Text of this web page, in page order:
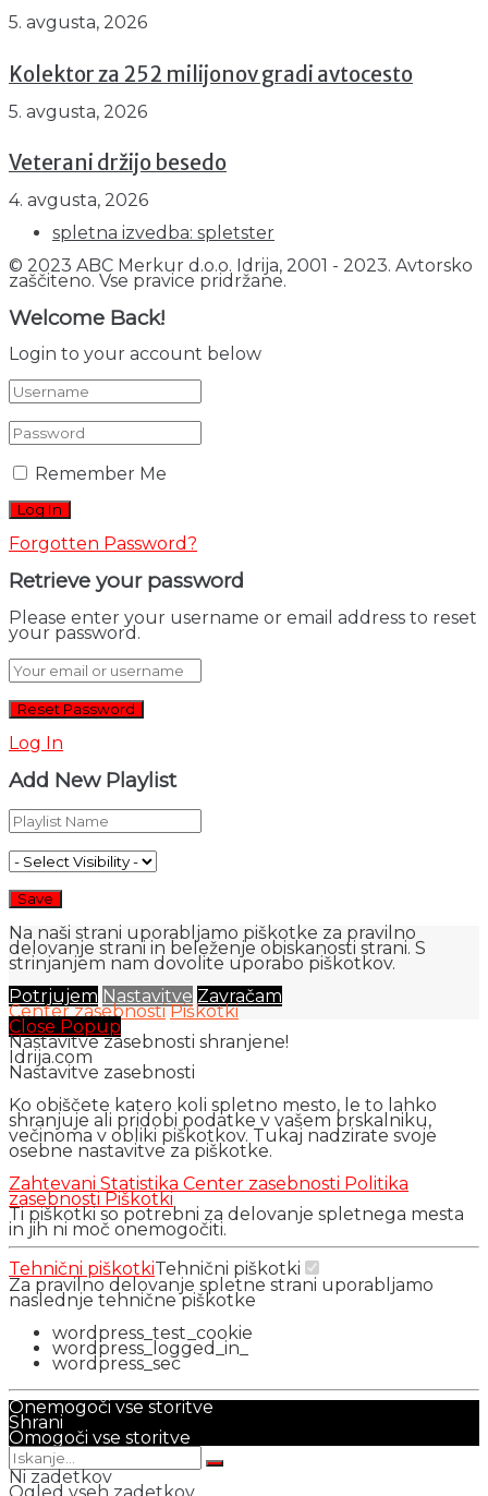
5. avgusta, 2026
Kolektor za 252 milijonov gradi avtocesto
5. avgusta, 2026
Veterani držijo besedo
4. avgusta, 2026
spletna izvedba: spletster
© 2023 ABC Merkur d.o.o. Idrija, 2001 - 2023. Avtorsko
zaščiteno. Vse pravice pridržane.
Welcome Back!
Login to your account below
Remember Me
Forgotten Password?
Retrieve your password
Please enter your username or email address to reset
your password.
Log In
Add New Playlist
Na naši strani uporabljamo piškotke za pravilno
delovanje strani in beleženje obiskanosti strani. S
strinjanjem nam dovolite uporabo piškotkov.
Potrjujem Nastavitve Zavračam
Center zasebnosti Piškotki
Close Popup
Nastavitve zasebnosti shranjene!
Idrija.com
Nastavitve zasebnosti
Ko obiščete katero koli spletno mesto, le to lahko
shranjuje ali pridobi podatke v vašem brskalniku,
večinoma v obliki piškotkov. Tukaj nadzirate svoje
osebne nastavitve za piškotke.
Zahtevani Statistika Center zasebnosti Politika
zasebnosti Piškotki
Ti piškotki so potrebni za delovanje spletnega mesta
in jih ni moč onemogočiti.
Tehnični piškotkiTehnični piškotki
Za pravilno delovanje spletne strani uporabljamo
naslednje tehnične piškotke
wordpress_test_cookie
wordpress_logged_in_
wordpress_sec
Onemogoči vse storitve
Shrani
Omogoči vse storitve
Ni zadetkov